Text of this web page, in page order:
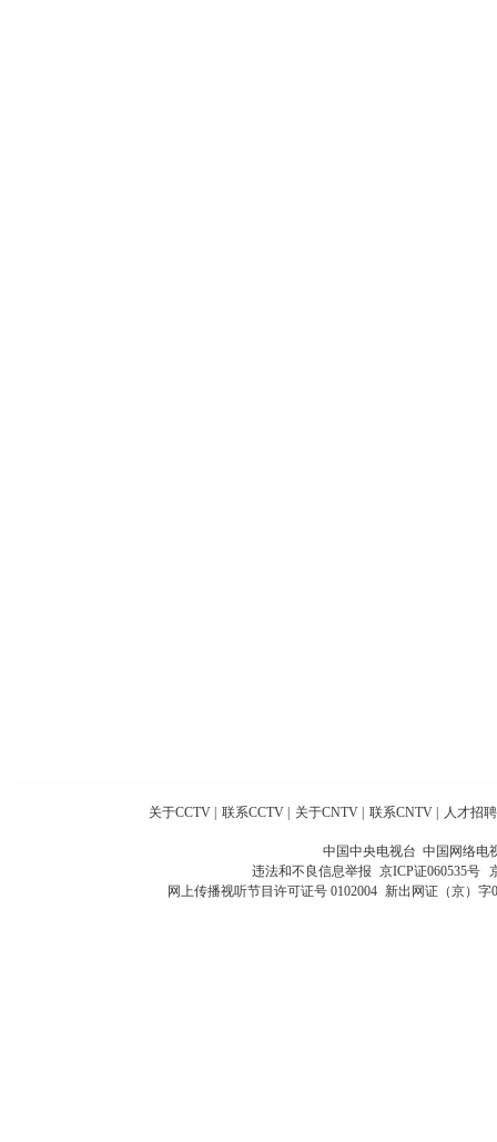
关于CCTV 联系CCTV 关于CNTV 联系CNTV 人才招聘
中国中央电视台 中国网络电
违法和不良信息举报 京ICP证060535号
网上传播视听节目许可证号 0102004 新出网证（京）